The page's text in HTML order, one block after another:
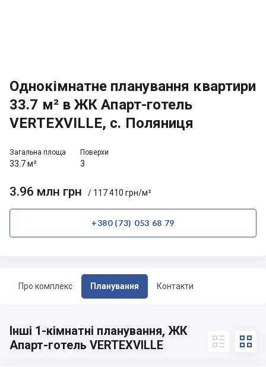
Про комплекс Планування Контакти
Однокімнатне планування квартири
33.7 м² в ЖК Апарт-готель
VERTEXVILLE, с. Поляниця
Загальна площа
33.7 м²
Поверхи
3
3.96 млн грн / 117 410 грн/м²
+380 (73) 053 68 79
Інші 1-кімнатні планування, ЖК
Апарт-готель VERTEXVILLE
 